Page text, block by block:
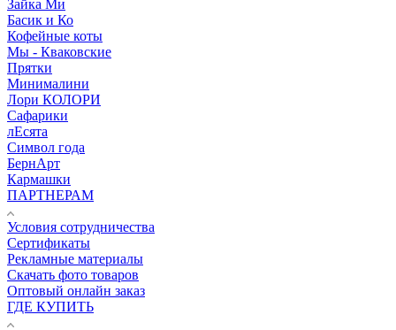
Зайка Ми
Басик и Ко
Кофейные коты
Мы - Кваковские
Прятки
Минималини
Лори КОЛОРИ
Сафарики
лЕсята
Символ года
БернАрт
Кармашки
ПАРТНЕРАМ
Условия сотрудничества
Сертификаты
Рекламные материалы
Скачать фото товаров
Оптовый онлайн заказ
ГДЕ КУПИТЬ